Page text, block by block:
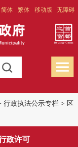
简体 繁体 移动版 无障碍
行政执法公示专栏> 区
政许可